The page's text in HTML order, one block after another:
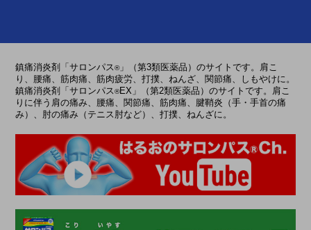
鎮痛消炎剤「サロンパス®」（第3類医薬品）のサイトです。肩こ
り、腰痛、筋肉痛、筋肉疲労、打撲、ねんざ、関節痛、しもやけに。
鎮痛消炎剤「サロンパス®EX」（第2類医薬品）のサイトです。肩こ
りに伴う肩の痛み、腰痛、関節痛、筋肉痛、腱鞘炎（手・手首の痛
み）、肘の痛み（テニス肘など）、打撲、ねんざに。